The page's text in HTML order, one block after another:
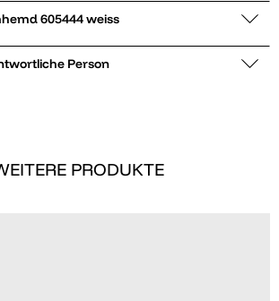
Details zu Langarmhemd 605444 weiss
Person
PRODUKTE